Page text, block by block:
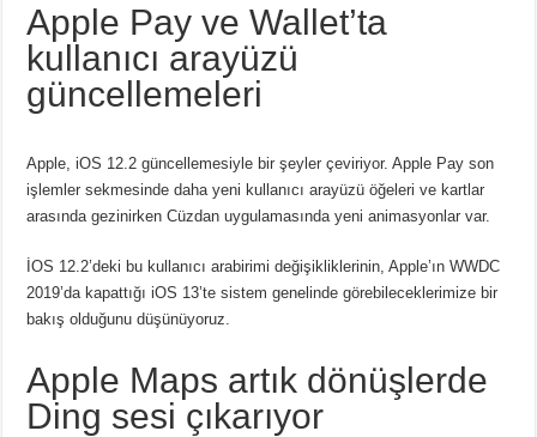
Apple Pay ve Wallet’ta
kullanıcı arayüzü
güncellemeleri
Apple, iOS 12.2 güncellemesiyle bir şeyler çeviriyor. Apple Pay son
işlemler sekmesinde daha yeni kullanıcı arayüzü öğeleri ve kartlar
arasında gezinirken Cüzdan uygulamasında yeni animasyonlar var.
İOS 12.2’deki bu kullanıcı arabirimi değişikliklerinin, Apple’ın WWDC
2019’da kapattığı iOS 13’te sistem genelinde görebileceklerimize bir
bakış olduğunu düşünüyoruz.
Apple Maps artık dönüşlerde
Ding sesi çıkarıyor